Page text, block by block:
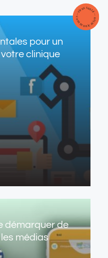
pour un
clinique
démarquer de
médias